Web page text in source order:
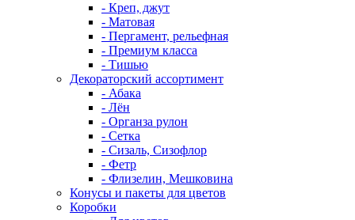
- Креп, джут
- Матовая
- Пергамент, рельефная
- Премиум класса
- Тишью
Декораторский ассортимент
- Абака
- Лён
- Органза рулон
- Сетка
- Сизаль, Сизофлор
- Фетр
- Флизелин, Мешковина
Конусы и пакеты для цветов
Коробки